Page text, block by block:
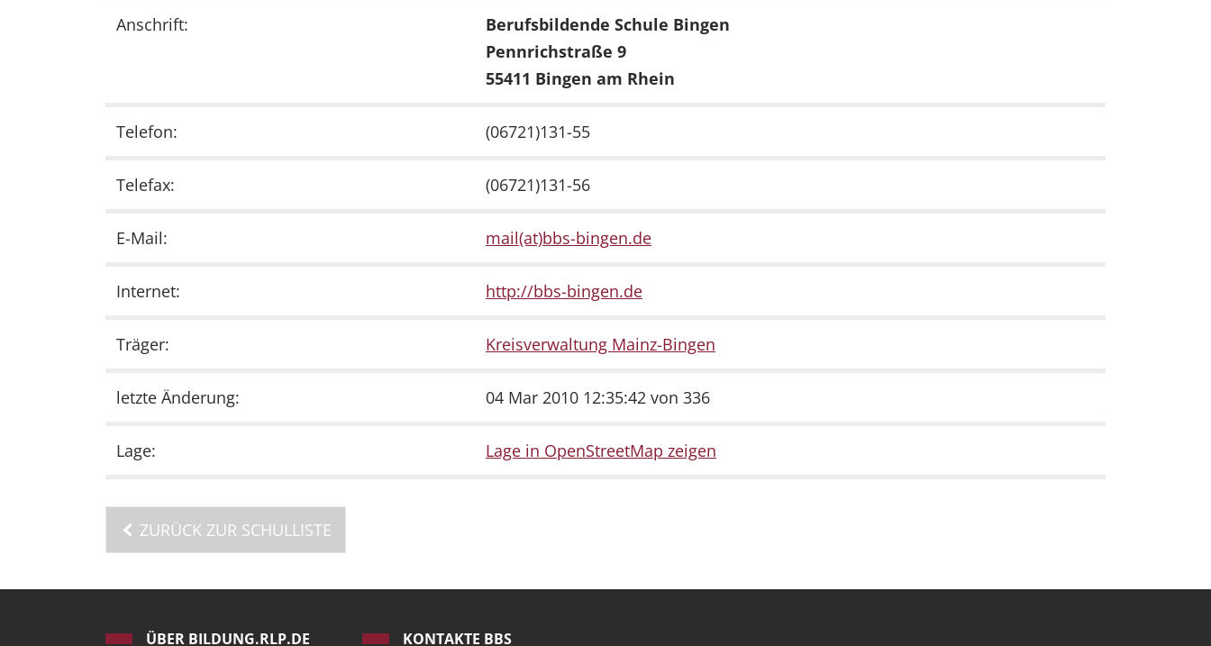
Anschrift:
Berufsbildende Schule Bingen
Pennrichstraße 9
55411 Bingen am Rhein
Telefon: (06721)131-55
Telefax: (06721)131-56
E-Mail: mail(at)bbs-bingen.de
Internet: http://bbs-bingen.de
Träger: Kreisverwaltung Mainz-Bingen
letzte Änderung: 04 Mar 2010 12:35:42 von 336
Lage: Lage in OpenStreetMap zeigen
ZURÜCK ZUR SCHULLISTE
ÜBER BILDUNG.RLP.DE KONTAKTE BBS